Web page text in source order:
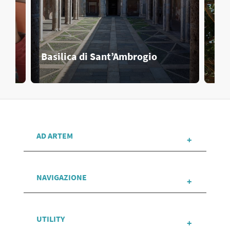
Basilica di Sant’Ambrogio
AD ARTEM
NAVIGAZIONE
UTILITY